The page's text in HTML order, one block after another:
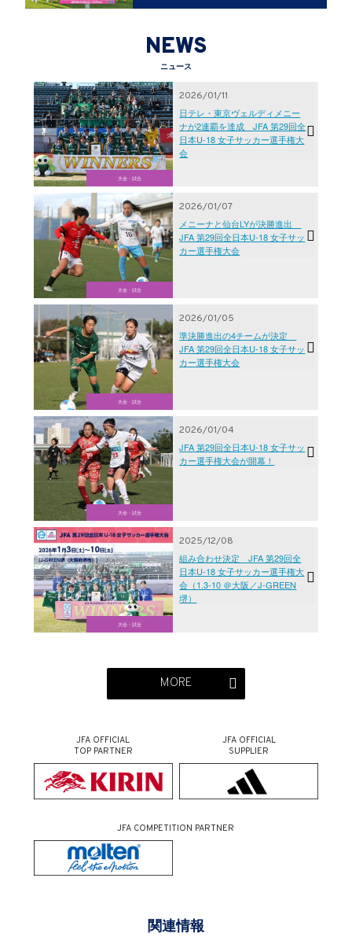
NEWS
ニュース
大会・試合
2026/01/11
日テレ・東京ヴェルディメニー
ナが2連覇を達成 JFA 第29回全
日本U-18 女子サッカー選手権大
会
大会・試合
2026/01/07
メニーナと仙台LYが決勝進出
JFA 第29回全日本U-18 女子サッ
カー選手権大会
大会・試合
2026/01/05
準決勝進出の4チームが決定
JFA 第29回全日本U-18 女子サッ
カー選手権大会
大会・試合
2026/01/04
JFA 第29回全日本U-18 女子サッ
カー選手権大会が開幕！
大会・試合
2025/12/08
組み合わせ決定 JFA 第29回全
⽇本U-18 女子サッカー選手権大
会（1.3-10 ＠大阪／J-GREEN
堺）
MORE
JFA OFFICIAL
TOP PARTNER
JFA OFFICIAL
SUPPLIER
JFA COMPETITION PARTNER
関連情報